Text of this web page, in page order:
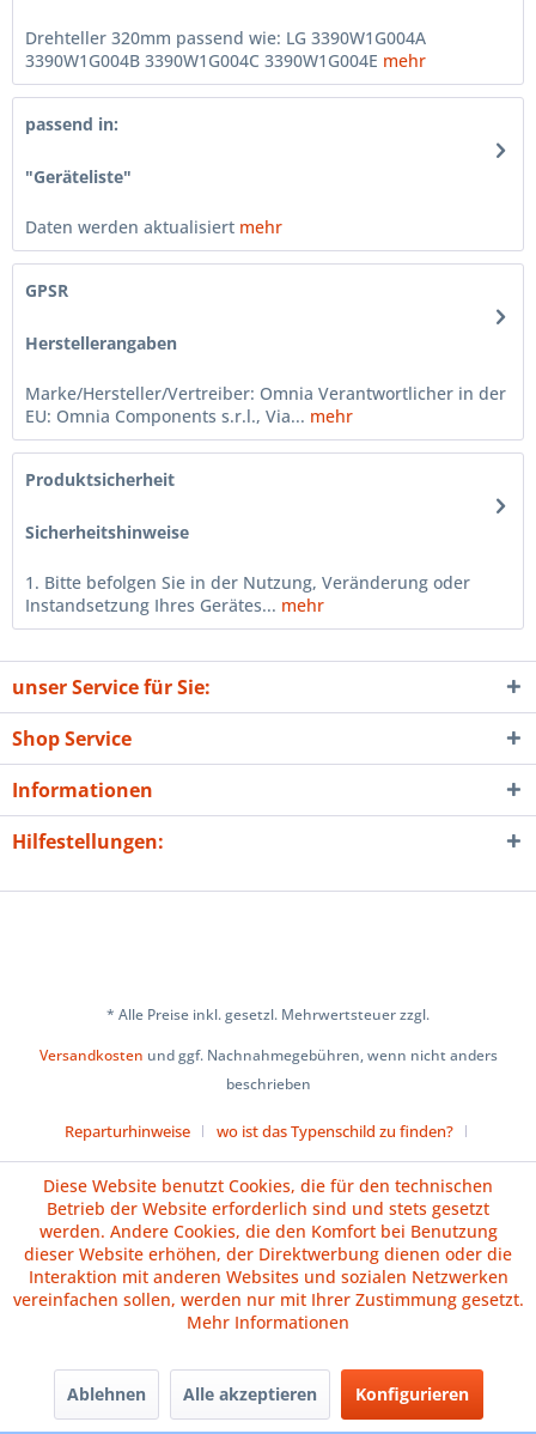
Drehteller 320mm passend wie: LG 3390W1G004A
3390W1G004B 3390W1G004C 3390W1G004E mehr
passend in:
"Geräteliste"
Daten werden aktualisiert mehr
GPSR
Herstellerangaben
Marke/Hersteller/Vertreiber: Omnia Verantwortlicher in der
EU: Omnia Components s.r.l., Via... mehr
Produktsicherheit
Sicherheitshinweise
1. Bitte befolgen Sie in der Nutzung, Veränderung oder
Instandsetzung Ihres Gerätes... mehr
unser Service für Sie:
Shop Service
Informationen
Hilfestellungen:
* Alle Preise inkl. gesetzl. Mehrwertsteuer zzgl.
Versandkosten und ggf. Nachnahmegebühren, wenn nicht anders
beschrieben
Reparturhinweise
wo ist das Typenschild zu finden?
Versand und Zahlungsbedingungen
Impressum
AGB
Widerrufsrecht
Datenschutz Batteriehinweise
Vertrag widerrufen
Diese Website benutzt Cookies, die für den technischen
Betrieb der Website erforderlich sind und stets gesetzt
werden. Andere Cookies, die den Komfort bei Benutzung
dieser Website erhöhen, der Direktwerbung dienen oder die
Interaktion mit anderen Websites und sozialen Netzwerken
vereinfachen sollen, werden nur mit Ihrer Zustimmung gesetzt.
Mehr Informationen
Ablehnen Alle akzeptieren Konfigurieren